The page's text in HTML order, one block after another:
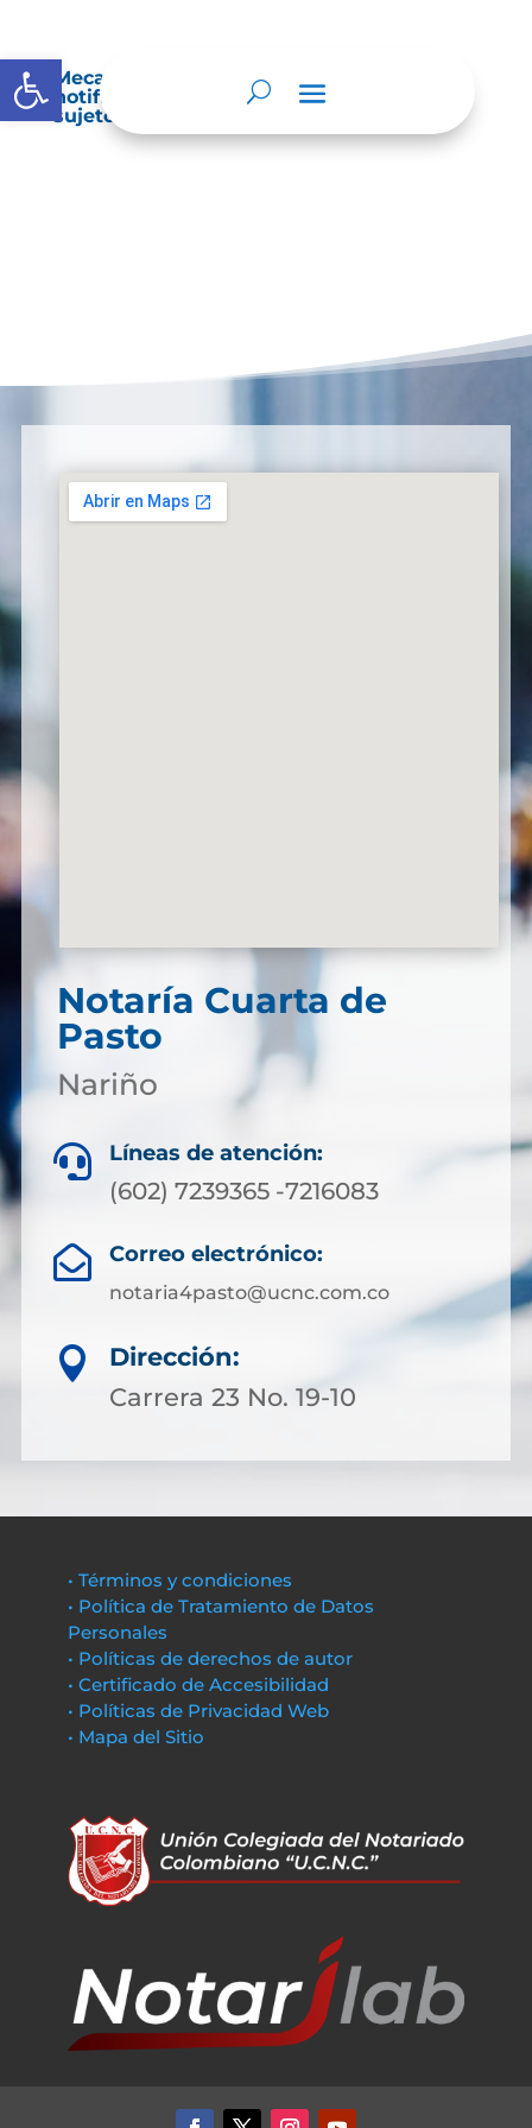
Abrir barra de herramientas
Mecanismos internos de supervisión,
notificación y vigilancia pertinente del
sujeto obligado
Notaría Cuarta de
Pasto
Nariño
 Líneas de atención:
(602) 7239365 -7216083
 Correo electrónico:
notaria4pasto@ucnc.com.co

Dirección:
Carrera 23 No. 19-10
• Términos y condiciones
• Política de Tratamiento de Datos
Personales
• Políticas de derechos de autor
• Certificado de Accesibilidad
• Políticas de Privacidad Web
• Mapa del Sitio